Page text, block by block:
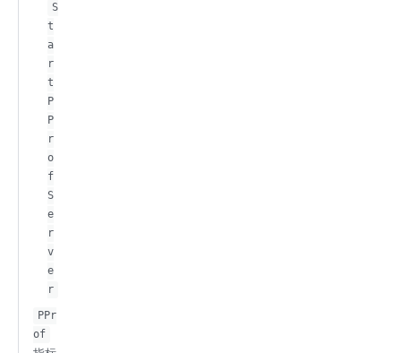
S
t
a
r
t
P
P
r
o
f
S
e
r
v
e
r
PPr
of